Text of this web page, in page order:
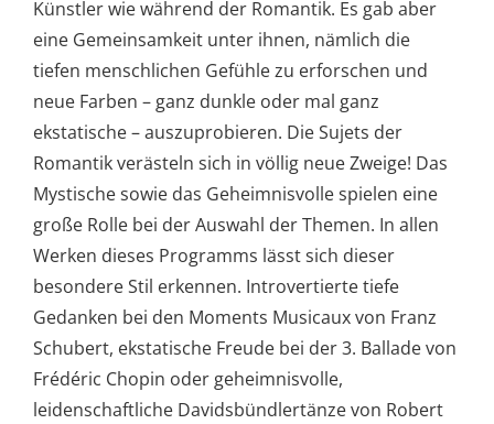
Künstler wie während der Romantik. Es gab aber
eine Gemeinsamkeit unter ihnen, nämlich die
tiefen menschlichen Gefühle zu erforschen und
neue Farben – ganz dunkle oder mal ganz
ekstatische – auszuprobieren. Die Sujets der
Romantik verästeln sich in völlig neue Zweige! Das
Mystische sowie das Geheimnisvolle spielen eine
große Rolle bei der Auswahl der Themen. In allen
Werken dieses Programms lässt sich dieser
besondere Stil erkennen. Introvertierte tiefe
Gedanken bei den Moments Musicaux von Franz
Schubert, ekstatische Freude bei der 3. Ballade von
Frédéric Chopin oder geheimnisvolle,
leidenschaftliche Davidsbündlertänze von Robert